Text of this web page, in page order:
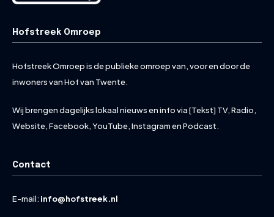
Hofstreek Omroep
Hofstreek Omroep is de publieke omroep van, voor en door de
inwoners van Hof van Twente.
Wij brengen dagelijks lokaal nieuws en info via [Tekst] TV, Radio,
Website, Facebook, YouTube, Instagram en Podcast.
Contact
E-mail: info@hofstreek.nl